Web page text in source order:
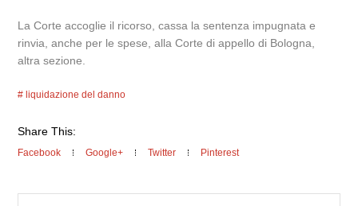
La Corte accoglie il ricorso, cassa la sentenza impugnata e
rinvia, anche per le spese, alla Corte di appello di Bologna,
altra sezione.
liquidazione del danno
Share This:
Facebook Google+ Twitter Pinterest